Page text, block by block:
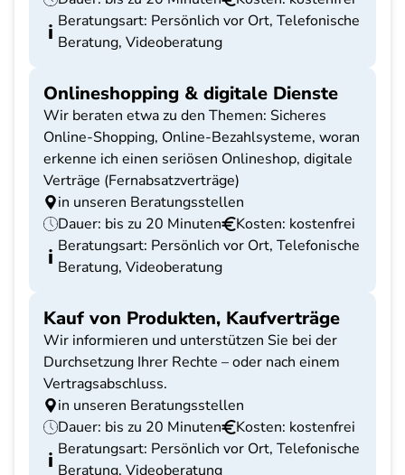
Beratungsart: Persönlich vor Ort, Telefonische
Beratung, Videoberatung
Onlineshopping & digitale Dienste
Wir beraten etwa zu den Themen: Sicheres
Online-Shopping, Online-Bezahlsysteme, woran
erkenne ich einen seriösen Onlineshop, digitale
Verträge (Fernabsatzverträge)
in unseren Beratungsstellen
Dauer: bis zu 20 Minuten
Kosten: kostenfrei
Beratungsart: Persönlich vor Ort, Telefonische
Beratung, Videoberatung
Kauf von Produkten, Kaufverträge
Wir informieren und unterstützen Sie bei der
Durchsetzung Ihrer Rechte – oder nach einem
Vertragsabschluss.
in unseren Beratungsstellen
Dauer: bis zu 20 Minuten
Kosten: kostenfrei
Beratungsart: Persönlich vor Ort, Telefonische
Beratung, Videoberatung